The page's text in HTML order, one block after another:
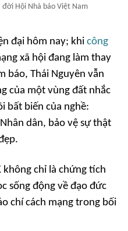
Hội Nhà báo Việt Nam
đại hôm nay; khi công
xã hội đang làm thay
báo, Thái Nguyên vẫn
của một vùng đất nhắc
bất biến của nghề:
dân, bảo vệ sự thật
không chỉ là chứng tích
sống động về đạo đức
chí cách mạng trong bối